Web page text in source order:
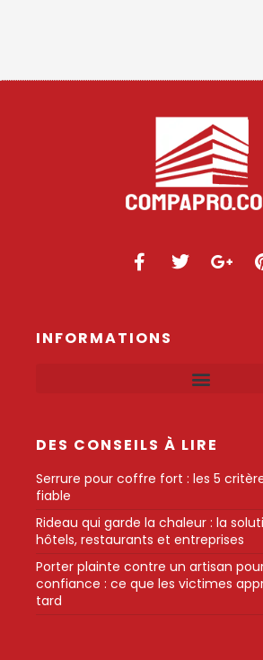
INFORMATIONS
DES CONSEILS À LIRE
Serrure pour coffre fort : les 5
fiable
Rideau qui garde la chaleur : la
hôtels, restaurants et entreprises
Porter plainte contre un artisan
confiance : ce que les victimes
tard